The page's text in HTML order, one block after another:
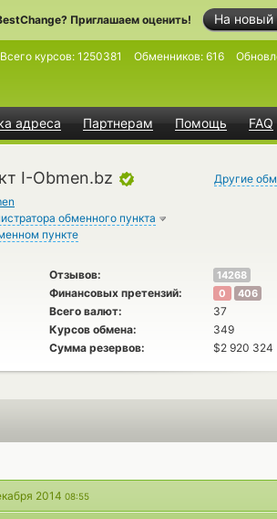
На новый
Приглашаем оценить!
адреса Партнерам Помощь FAQ
Всего курсов: 1250381 Обменников: 616
I-Obmen.bz
обменного пункта
пункте
Другие
Отзывов: 14268
Финансовых претензий: 0 406
Всего валют:
37
Курсов обмена:
349
Сумма резервов: $2 920 324
2014 08:55